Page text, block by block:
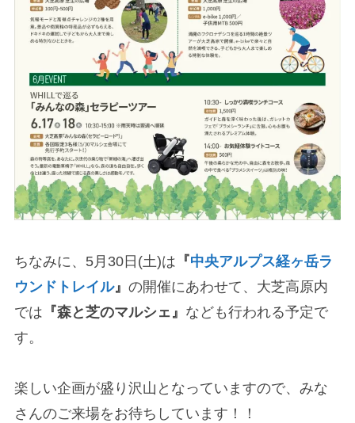
ちなみに、5月30日(土)は 『中央アルプス経ヶ岳ラ
ウンドトレイル』 の開催にあわせて、大芝高原内
では 『森と芝のマルシェ』 なども行われる予定で
す。
楽しい企画が盛り沢山となっていますので、みな
さんのご来場をお待ちしています！！